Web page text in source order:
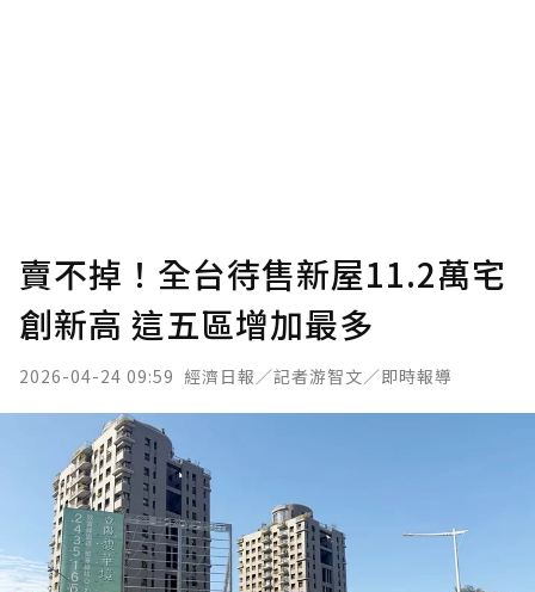
賣不掉！全台待售新屋11.2萬宅
創新高 這五區增加最多
2026-04-24 09:59 經濟日報／記者游智文／即時報導